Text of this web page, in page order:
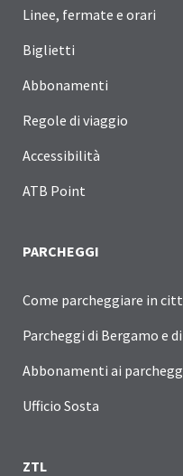
Linee, fermate e orari
Biglietti
Abbonamenti
Regole di viaggio
Accessibilità
ATB Point
PARCHEGGI
Come parcheggiare in
Parcheggi di Bergamo e
Abbonamenti ai
Ufficio Sosta
ZTL